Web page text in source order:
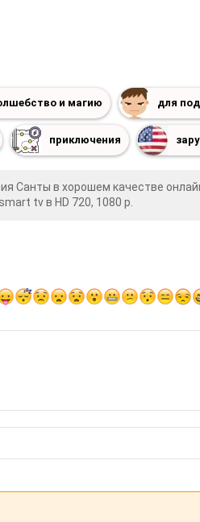
и магию для
приключения
Санты в хорошем качестве
tv в HD 720, 1080 p.